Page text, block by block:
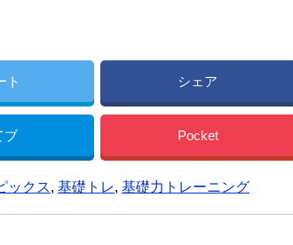
ト シェア
ブ Pocket
ックス, 基礎トレ, 基礎力トレーニング